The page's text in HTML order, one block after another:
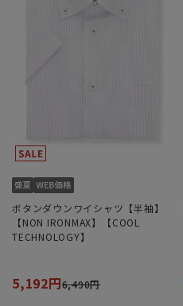
ボタンダウンワイシャツ【半袖】
【NON IRONMAX】【COOL
TECHNOLOGY】
5,192円6,490円